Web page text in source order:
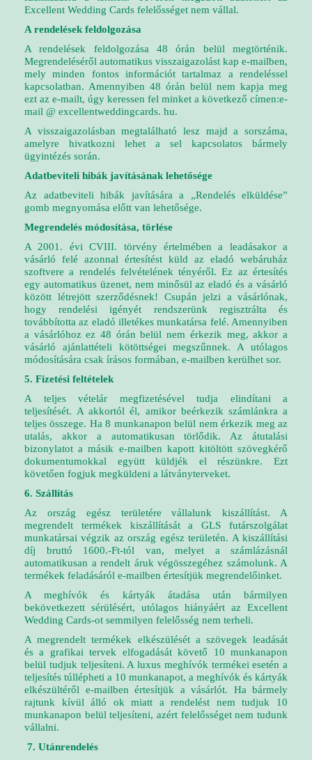
Excellent Wedding Cards felelősséget nem vállal.
A rendelések feldolgozása
A rendelések feldolgozása 48 órán belül megtörténik.
Megrendeléséről automatikus visszaigazolást kap e-mailben,
mely minden fontos információt tartalmaz a rendeléssel
kapcsolatban. Amennyiben 48 órán belül nem kapja meg
ezt az e-mailt, úgy keressen fel minket a következő címen:e-
mail @ excellentweddingcards. hu.
A visszaigazolásban megtalálható lesz majd a sorszáma,
amelyre hivatkozni lehet a sel kapcsolatos bármely
ügyintézés során.
Adatbeviteli hibák javításának lehetősége
Az adatbeviteli hibák javítására a „Rendelés elküldése”
gomb megnyomása előtt van lehetősége.
Megrendelés módosítása, törlése
A 2001. évi CVIII. törvény értelmében a leadásakor a
vásárló felé azonnal értesítést küld az eladó webáruház
szoftvere a rendelés felvételének tényéről. Ez az értesítés
egy automatikus üzenet, nem minősül az eladó és a vásárló
között létrejött szerződésnek! Csupán jelzi a vásárlónak,
hogy rendelési igényét rendszerünk regisztrálta és
továbbította az eladó illetékes munkatársa felé. Amennyiben
a vásárlóhoz ez 48 órán belül nem érkezik meg, akkor a
vásárló ajánlattételi kötöttségei megszűnnek. A utólagos
módosítására csak írásos formában, e-mailben kerülhet sor.
5. Fizetési feltételek
A teljes vételár megfizetésével tudja elindítani a
teljesítését. A akkortól él, amikor beérkezik számlánkra a
teljes összege. Ha 8 munkanapon belül nem érkezik meg az
utalás, akkor a automatikusan törlődik. Az átutalási
bizonylatot a másik e-mailben kapott kitöltött szövegkérő
dokumentumokkal együtt küldjék el részünkre. Ezt
követően fogjuk megküldeni a látványterveket.
6. Szállítás
Az ország egész területére vállalunk kiszállítást. A
megrendelt termékek kiszállítását a GLS futárszolgálat
munkatársai végzik az ország egész területén. A kiszállítási
díj bruttó 1600.-Ft-tól van, melyet a számlázásnál
automatikusan a rendelt áruk végösszegéhez számolunk. A
termékek feladásáról e-mailben értesítjük megrendelőinket.
A meghívók és kártyák átadása után bármilyen
bekövetkezett sérülésért, utólagos hiányáért az Excellent
Wedding Cards-ot semmilyen felelősség nem terheli.
A megrendelt termékek elkészülését a szövegek leadását
ésa grafikai tervek elfogadásátkövető 10 munkanapon
belül tudjuk teljesíteni. A luxus meghívók termékei esetén a
teljesítés túllépheti a 10 munkanapot, a meghívók és kártyák
elkészültéről e-mailben értesítjük a vásárlót. Ha bármely
rajtunk kívül álló ok miatt a rendelést nem tudjuk 10
munkanapon belül teljesíteni, azért felelősséget nem tudunk
vállalni.
7. Utánrendelés